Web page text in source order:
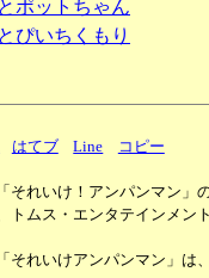
ポットちゃん
ぴいちくもり
はてブ Line コピー
それいけ！アンパンマン」
トムス・エンタテインメン
それいけアンパンマン」は